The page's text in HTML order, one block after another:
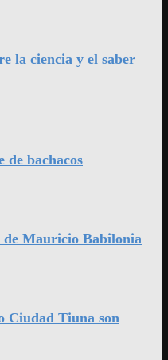
la ciencia y el saber
de bachacos
de Mauricio Babilonia
Ciudad Tiuna son